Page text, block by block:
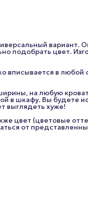
вариант.
подобрать цвет.
вписывается в любой
на любую
в шкафу. Вы будете
выглядеть хуже!
цвет (цветовые
от